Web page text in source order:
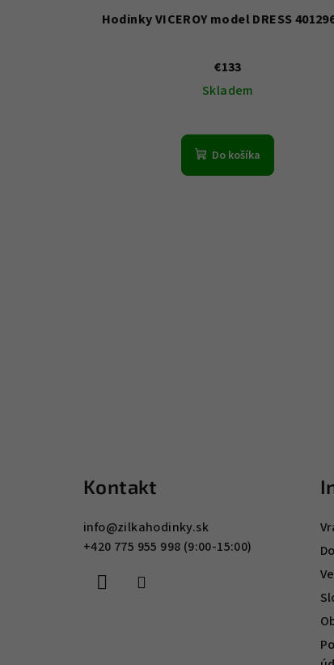
Hodinky VICEROY model DRESS
€133
Skladem
Do košíka
Kontakt
info@zilkahodinky.sk
+420 775 955 998 (9:00-15:00)